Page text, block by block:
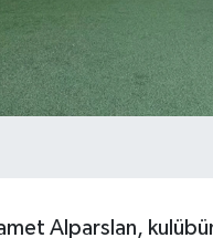
Alparslan,